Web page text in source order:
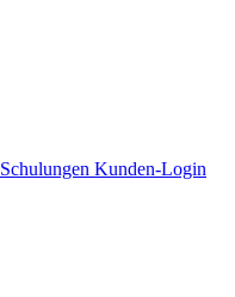
Schulungen Kunden-Login